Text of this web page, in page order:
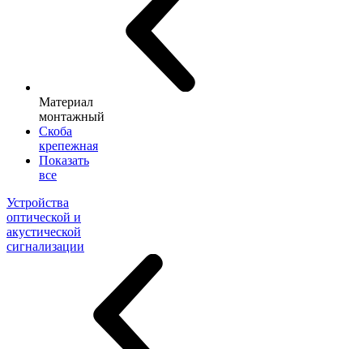
Материал
монтажный
Скоба
крепежная
Показать
все
Устройства
оптической и
акустической
сигнализации